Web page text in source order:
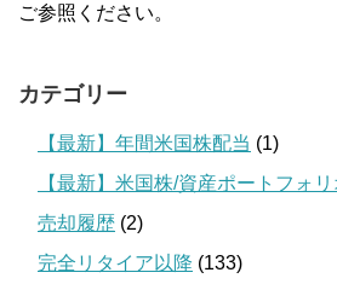
ご参照ください。
カテゴリー
【最新】年間米国株配当 (1)
【最新】米国株/資産ポートフォリ
売却履歴 (2)
完全リタイア以降 (133)